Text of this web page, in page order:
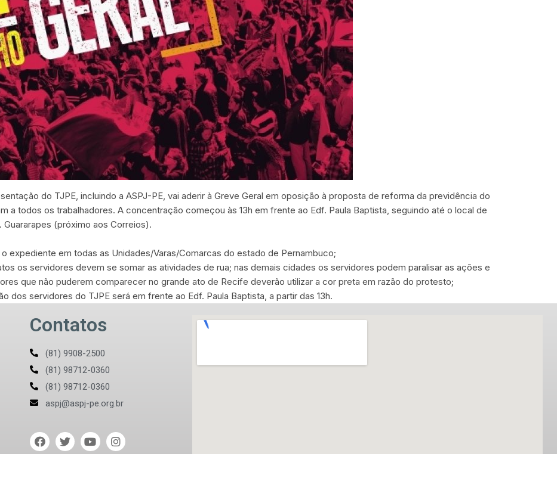
do TJPE, incluindo a ASPJ-PE, vai aderir à Greve Geral em oposição à proposta de reforma da previdência do
a todos os trabalhadores. A concentração começou às 13h em frente ao Edf. Paula Baptista, seguindo até o local de
(próximo aos Correios).
em todas as Unidades/Varas/Comarcas do estado de Pernambuco;
servidores devem se somar as atividades de rua; nas demais cidades os servidores podem paralisar as ações e
que não puderem comparecer no grande ato de Recife deverão utilizar a cor preta em razão do protesto;
servidores do TJPE será em frente ao Edf. Paula Baptista, a partir das 13h.
Contatos
(81) 9908-2500
(81) 98712-0360
(81) 98712-0360
aspj@aspj-pe.org.br